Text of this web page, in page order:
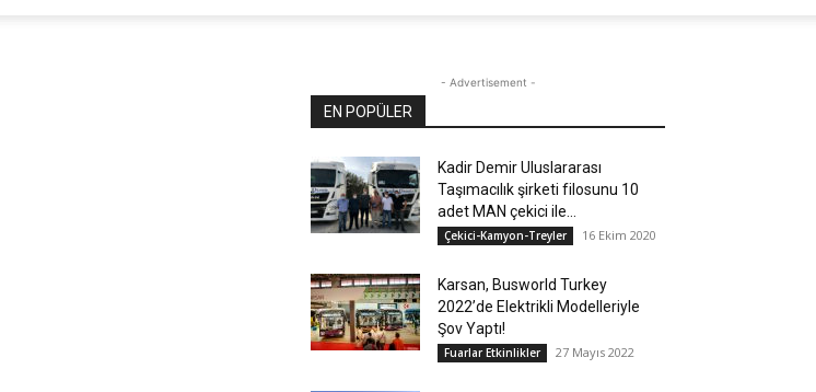
- Advertisement -
EN POPÜLER
Kadir Demir Uluslararası
Taşımacılık şirketi filosunu 10
adet MAN çekici ile...
Çekici-Kamyon-Treyler 16 Ekim 2020
Karsan, Busworld Turkey
2022’de Elektrikli Modelleriyle
Şov Yaptı!
Fuarlar Etkinlikler 27 Mayıs 2022